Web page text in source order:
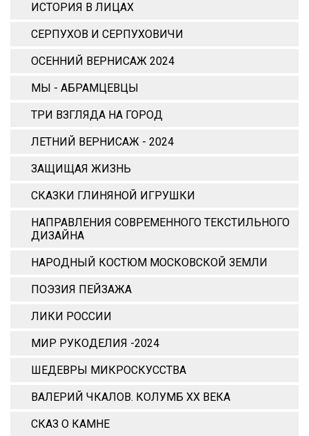
ИСТОРИЯ В ЛИЦАХ
СЕРПУХОВ И СЕРПУХОВИЧИ
ОСЕННИЙ ВЕРНИСАЖ 2024
МЫ - АБРАМЦЕВЦЫ
ТРИ ВЗГЛЯДА НА ГОРОД
ЛЕТНИЙ ВЕРНИСАЖ - 2024
ЗАЩИЩАЯ ЖИЗНЬ
СКАЗКИ ГЛИНЯНОЙ ИГРУШКИ
НАПРАВЛЕНИЯ СОВРЕМЕННОГО ТЕКСТИЛЬНОГО
ДИЗАЙНА
НАРОДНЫЙ КОСТЮМ МОСКОВСКОЙ ЗЕМЛИ
ПОЭЗИЯ ПЕЙЗАЖА
ЛИКИ РОССИИ
МИР РУКОДЕЛИЯ -2024
ШЕДЕВРЫ МИКРОСКУССТВА
ВАЛЕРИЙ ЧКАЛОВ. КОЛУМБ ХХ ВЕКА
СКАЗ О КАМНЕ